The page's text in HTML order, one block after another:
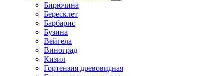
Бирючина
Бересклет
Барбарис
Бузина
Вейгела
Виноград
Кизил
Гортензия древовидная